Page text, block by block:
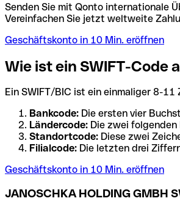
Senden Sie mit Qonto internationale
Vereinfachen Sie jetzt weltweite
Geschäftskonto in 10 Min. eröffnen
Wie ist ein SWIFT-Code
Ein SWIFT/BIC ist ein einmaliger 8-
Bankcode: Die ersten vier
Ländercode: Die zwei
Standortcode: Diese zwei
Filialcode: Die letzten drei
Geschäftskonto in 10 Min. eröffnen
JANOSCHKA HOLDING GMBH